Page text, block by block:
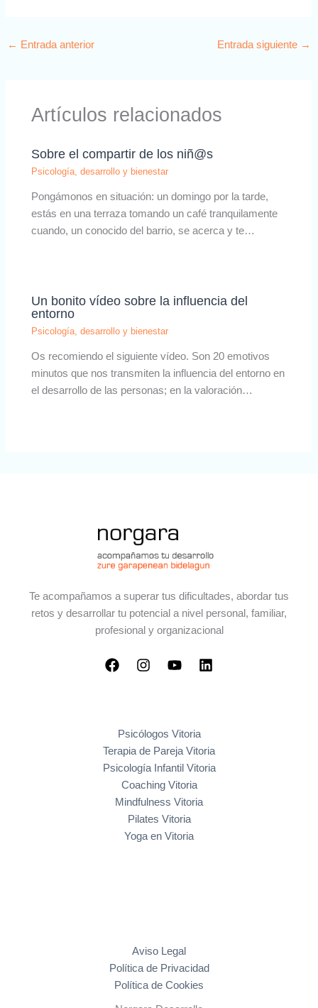
← Entrada anterior Entrada siguiente →
Artículos relacionados
Sobre el compartir de los niñ@s
Psicología, desarrollo y bienestar
Pongámonos en situación: un domingo por la tarde,
estás en una terraza tomando un café tranquilamente
cuando, un conocido del barrio, se acerca y te…
Un bonito vídeo sobre la influencia del
entorno
Psicología, desarrollo y bienestar
Os recomiendo el siguiente vídeo. Son 20 emotivos
minutos que nos transmiten la influencia del entorno en
el desarrollo de las personas; en la valoración…
Te acompañamos a superar tus dificultades, abordar tus
retos y desarrollar tu potencial a nivel personal, familiar,
profesional y organizacional
Psicólogos Vitoria
Terapia de Pareja Vitoria
Psicología Infantil Vitoria
Coaching Vitoria
Mindfulness Vitoria
Pilates Vitoria
Yoga en Vitoria
Aviso Legal
Política de Privacidad
Política de Cookies